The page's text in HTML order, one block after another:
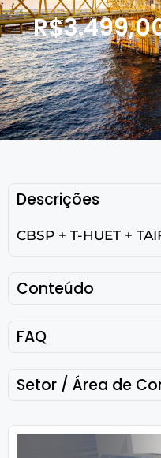
R$
Descrições
CBSP + T-HUET +
Conteúdo
FAQ
Setor / Área de